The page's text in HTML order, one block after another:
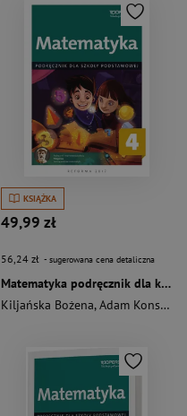
,Konstantynowicz Anna,
KSIĄŻKA
49,99 zł
56,24 zł - sugerowana cena detaliczna
Matematyka podręcznik dla kalsy 4 szkoły podstawowej
Kiljańska Bożena,Adam Konstantynowicz